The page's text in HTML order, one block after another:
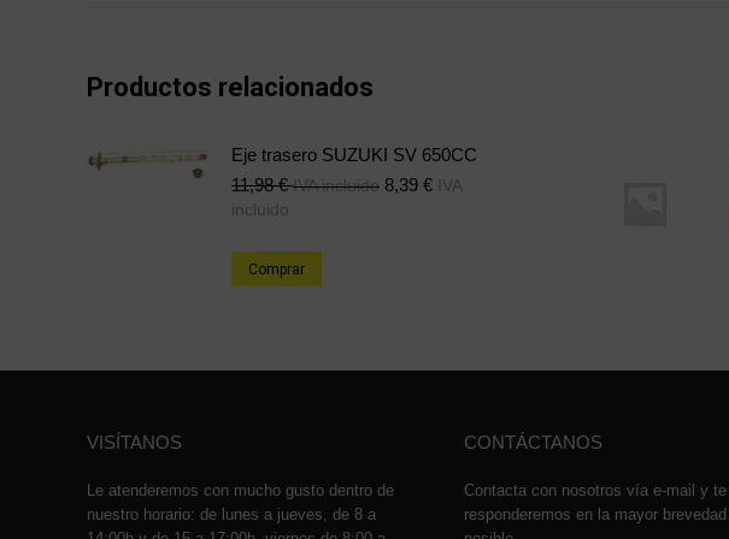
Productos relacionados
Eje trasero SUZUKI SV 650CC
11,98€ IVA incluido 8,39 € IVA
incluido
Comprar
VISÍTANOS
Le atenderemos con mucho gusto dentro de
nuestro horario: de lunes a jueves, de 8 a
CONTÁCTANOS
Contacta con nosotros vía e-mail y te
responderemos en la mayor brevedad